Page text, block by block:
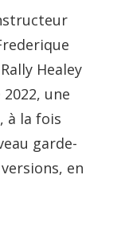
Healey
une
à la fois
garde-
en